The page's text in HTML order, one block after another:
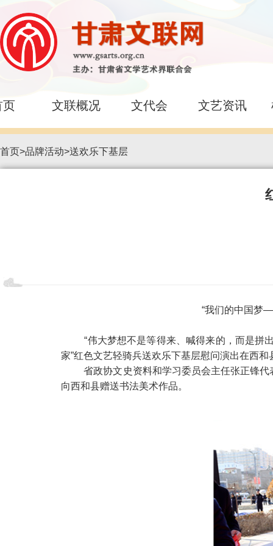
页 文联概况 文代会 文艺资讯
首页>品牌活动>送欢乐下基层
“我们的中国梦
“伟大梦想不是等得来、喊得来的，而是拼
家”红色文艺轻骑兵送欢乐下基层慰问演出在西
省政协文史资料和学习委员会主任张正锋
向西和县赠送书法美术作品。